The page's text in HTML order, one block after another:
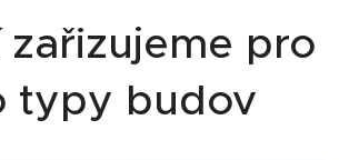
zařizujeme pro
typy budov